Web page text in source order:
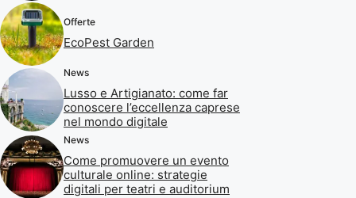
Offerte
EcoPest Garden
News
Lusso e Artigianato: come far
conoscere l’eccellenza caprese
nel mondo digitale
News
Come promuovere un evento
culturale online: strategie
digitali per teatri e auditorium